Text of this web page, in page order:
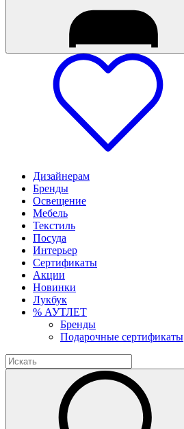
Дизайнерам
Бренды
Освещение
Мебель
Текстиль
Посуда
Интерьер
Сертификаты
Акции
Новинки
Лукбук
% АУТЛЕТ
Бренды
Подарочные сертификаты